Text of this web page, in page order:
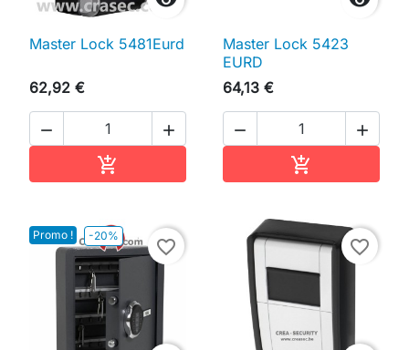
Master Lock 5481Eurd
62,92 €
 

Master Lock 5423
EURD
64,13 €
 

Promo ! -20%
favorite_border favorite_border